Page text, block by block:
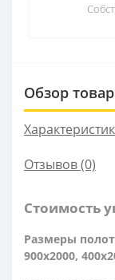
Обзор
Отзывов (0)
Стоимость
Размеры
900x2000,